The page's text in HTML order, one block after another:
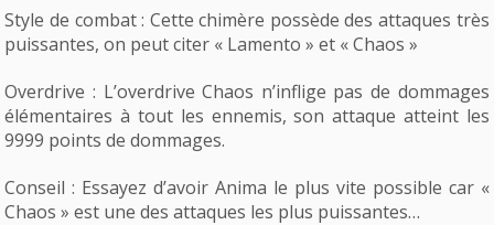
Style de combat : Cette chimère possède des attaques très
puissantes, on peut citer « Lamento » et « Chaos »
Overdrive : L’overdrive Chaos n’inflige pas de dommages
élémentaires à tout les ennemis, son attaque atteint les
9999 points de dommages.
Conseil : Essayez d’avoir Anima le plus vite possible car «
Chaos » est une des attaques les plus puissantes…